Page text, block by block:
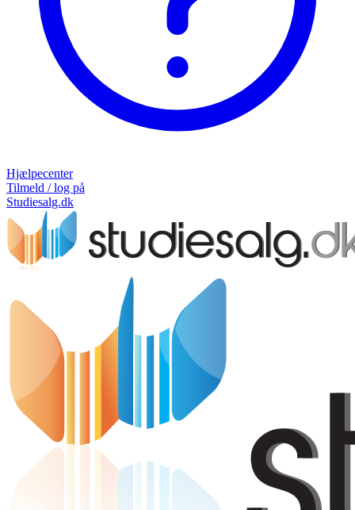
Hjælpecenter
Tilmeld / log på
Studiesalg.dk